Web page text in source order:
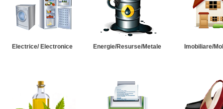
Electrice/ Electronice Energie/Resurse/Metale Imobiliare/